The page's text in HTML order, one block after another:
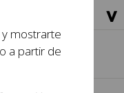
V
mostrarte
a partir de